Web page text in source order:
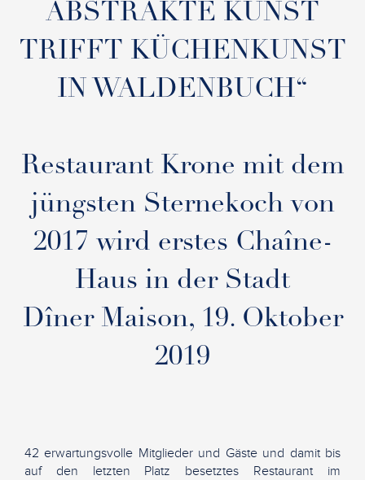
ABSTRAKTE KUNST
TRIFFT KÜCHENKUNST
IN WALDENBUCH“
Restaurant Krone mit dem
jüngsten Sternekoch von
2017 wird erstes Chaîne-
Haus in der Stadt
Dîner Maison, 19. Oktober
2019
42 erwartungsvolle Mitglieder und Gäste und damit bis
auf den letzten Platz besetztes Restaurant im